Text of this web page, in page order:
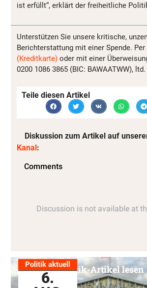
ist erfüllt“, erklärt der freiheitliche
Unterstützen Sie unsere kritische,
Berichterstattung mit einer Spende. Per
(Kreditkarte) oder mit einer
0200 1086 3865 (BIC: BAWAATWW),
Teile diesen Artikel
Diskussion zum Artikel auf
Kanal:
Politik aktuell
6.
Alle Politik-Artikel lesen